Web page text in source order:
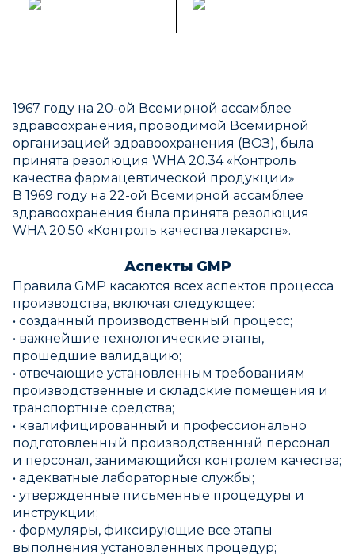
1967 году на 20-ой Всемирной ассамблее
здравоохранения, проводимой Всемирной
организацией здравоохранения (ВОЗ), была
принята резолюция WHA 20.34 «Контроль
качества фармацевтической продукции»
В 1969 году на 22-ой Всемирной ассамблее
здравоохранения была принята резолюция
WHA 20.50 «Контроль качества лекарств».
Аспекты GMP
Правила GMP касаются всех аспектов процесса
производства, включая следующее:
• созданный производственный процесс;
• важнейшие технологические этапы,
прошедшие валидацию;
• отвечающие установленным требованиям
производственные и складские помещения и
транспортные средства;
• квалифицированный и профессионально
подготовленный производственный персонал
и персонал, занимающийся контролем качества;
• адекватные лабораторные службы;
• утвержденные письменные процедуры и
инструкции;
• формуляры, фиксирующие все этапы
выполнения установленных процедур;